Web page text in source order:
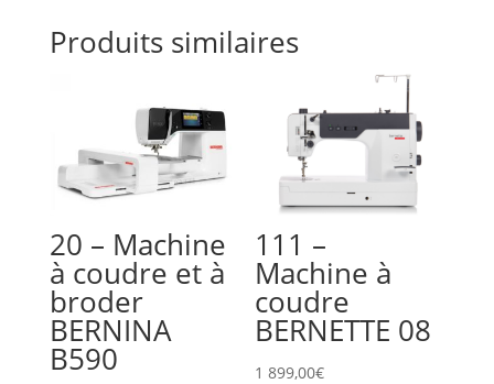
Produits similaires
20 – Machine
à coudre et à
broder
BERNINA
B590
111 –
Machine à
coudre
BERNETTE 08
1 899,00€